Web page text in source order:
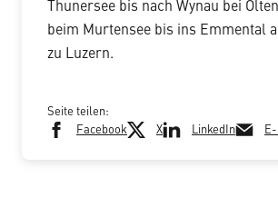
Thunersee bis nach Wynau bei
beim Murtensee bis ins Emmental
zu Luzern.
Seite teilen:
Facebook
X LinkedIn